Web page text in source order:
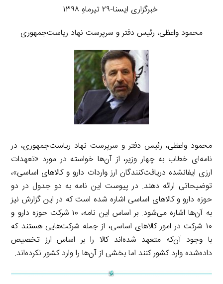
خبرگزاری ایسنا-۲۹ تیرماهِ ۱۳۹۸
محمود واعظی، رئیس دفتر و سرپرست نهاد ریاست‌جمهوری
محمود واعظی، رئیس دفتر و سرپرست نهاد ریاست‌جمهوری، در
نامه‌ای خطاب به چهار وزیر، از آن‌ها خواسته در مورد «تعهدات
ارزی ایفانشده دریافت‌کنندگان ارز واردات دارو و کالاهای اساسی»،
توضیحاتی ارائه دهند. در پیوست این نامه به دو جدول در دو
حوزه دارو و کالاهای اساسی اشاره شده است که در این گزارش نیز
به آن‌ها اشاره می‌شود. بر اساس این نامه، ۱۰ شرکت حوزه دارو و
۱۰ شرکت در امور کالاهای اساسی، از جمله شرکت‌هایی هستند که
با وجود آن‌که متعهد شده‌اند کالا را بر اساس ارز تخصیص
داده‌شده وارد کشور کنند اما بخشی از آن‌ها را وارد کشور نکرده‌اند.